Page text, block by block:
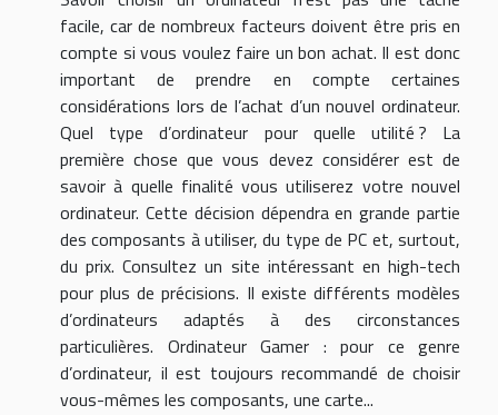
facile, car de nombreux facteurs doivent être pris en
compte si vous voulez faire un bon achat. Il est donc
important de prendre en compte certaines
considérations lors de l’achat d’un nouvel ordinateur.
Quel type d’ordinateur pour quelle utilité ? La
première chose que vous devez considérer est de
savoir à quelle finalité vous utiliserez votre nouvel
ordinateur. Cette décision dépendra en grande partie
des composants à utiliser, du type de PC et, surtout,
du prix. Consultez un site intéressant en high-tech
pour plus de précisions. Il existe différents modèles
d’ordinateurs adaptés à des circonstances
particulières. Ordinateur Gamer : pour ce genre
d’ordinateur, il est toujours recommandé de choisir
vous-mêmes les composants, une carte...